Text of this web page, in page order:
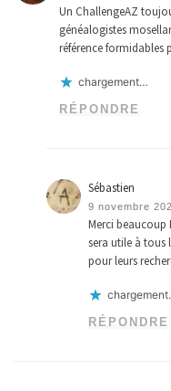
Un ChallengeAZ
généalogistes
référence formidables
chargement…
RÉPONDRE
Sébastien
9 novembre
Merci beaucoup
sera utile à tous
pour leurs
RÉPONDRE